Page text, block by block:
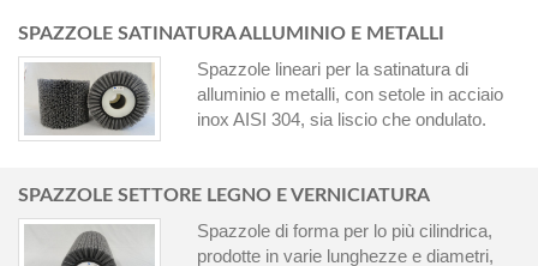
SPAZZOLE SATINATURA ALLUMINIO E METALLI
Spazzole lineari per la satinatura di
alluminio e metalli, con setole in acciaio
inox AISI 304, sia liscio che ondulato.
SPAZZOLE SETTORE LEGNO E VERNICIATURA
Spazzole di forma per lo più cilindrica,
prodotte in varie lunghezze e diametri,